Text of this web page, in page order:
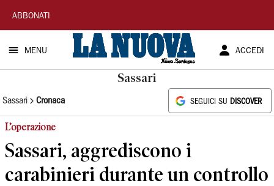
La
Nuova
Sardegna
ABBONATI
MENU ACCEDI
Sassari
Sassari Cronaca SEGUICI SU DISCOVER
L’operazione
Sassari, aggrediscono i
carabinieri durante un controllo